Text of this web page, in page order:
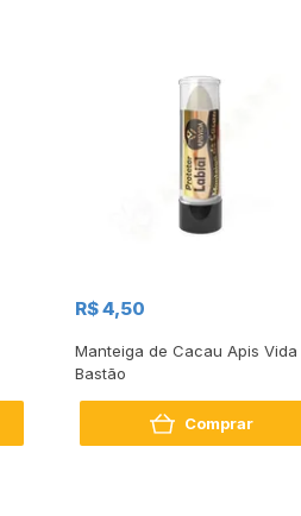
R$ 4,50
Manteiga de Cacau Apis Vida
Bastão
Comprar